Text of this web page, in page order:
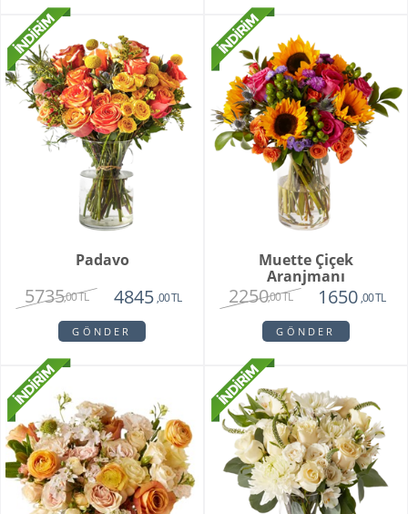
Padavo
5735,00 TL 4845 ,00 TL
GÖNDER
Muette Çiçek
Aranjmanı
2250,00 TL 1650 ,00 TL
GÖNDER